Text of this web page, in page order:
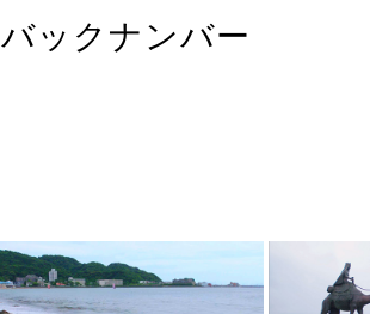
バックナンバー